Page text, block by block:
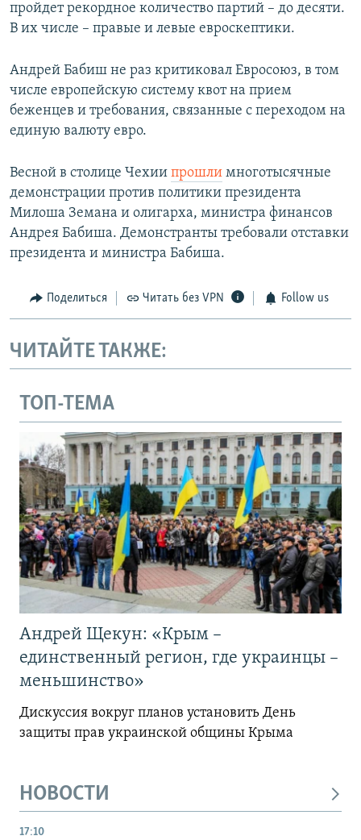
пройдет рекордное количество партий – до десяти.
В их числе – правые и левые евроскептики.
Андрей Бабиш не раз критиковал Евросоюз, в том
числе европейскую систему квот на прием
беженцев и требования, связанные с переходом на
единую валюту евро.
Весной в столице Чехии прошли многотысячные
демонстрации против политики президента
Милоша Земана и олигарха, министра финансов
Андрея Бабиша. Демонстранты требовали отставки
президента и министра Бабиша.
Поделиться Читать без VPN Follow us
ЧИТАЙТЕ ТАКЖЕ:
ТОП-ТЕМА
Андрей Щекун: «Крым –
единственный регион, где украинцы –
меньшинство»
Дискуссия вокруг планов установить День
защиты прав украинской общины Крыма
НОВОСТИ
17:10